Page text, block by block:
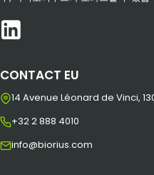
CONTACT EU
14 Avenue Léonard de Vinci,
+32 2 888 4010
info@biorius.com